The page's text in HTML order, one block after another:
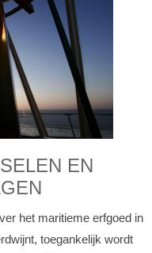
EN
het maritieme erfgoed in
toegankelijk wordt